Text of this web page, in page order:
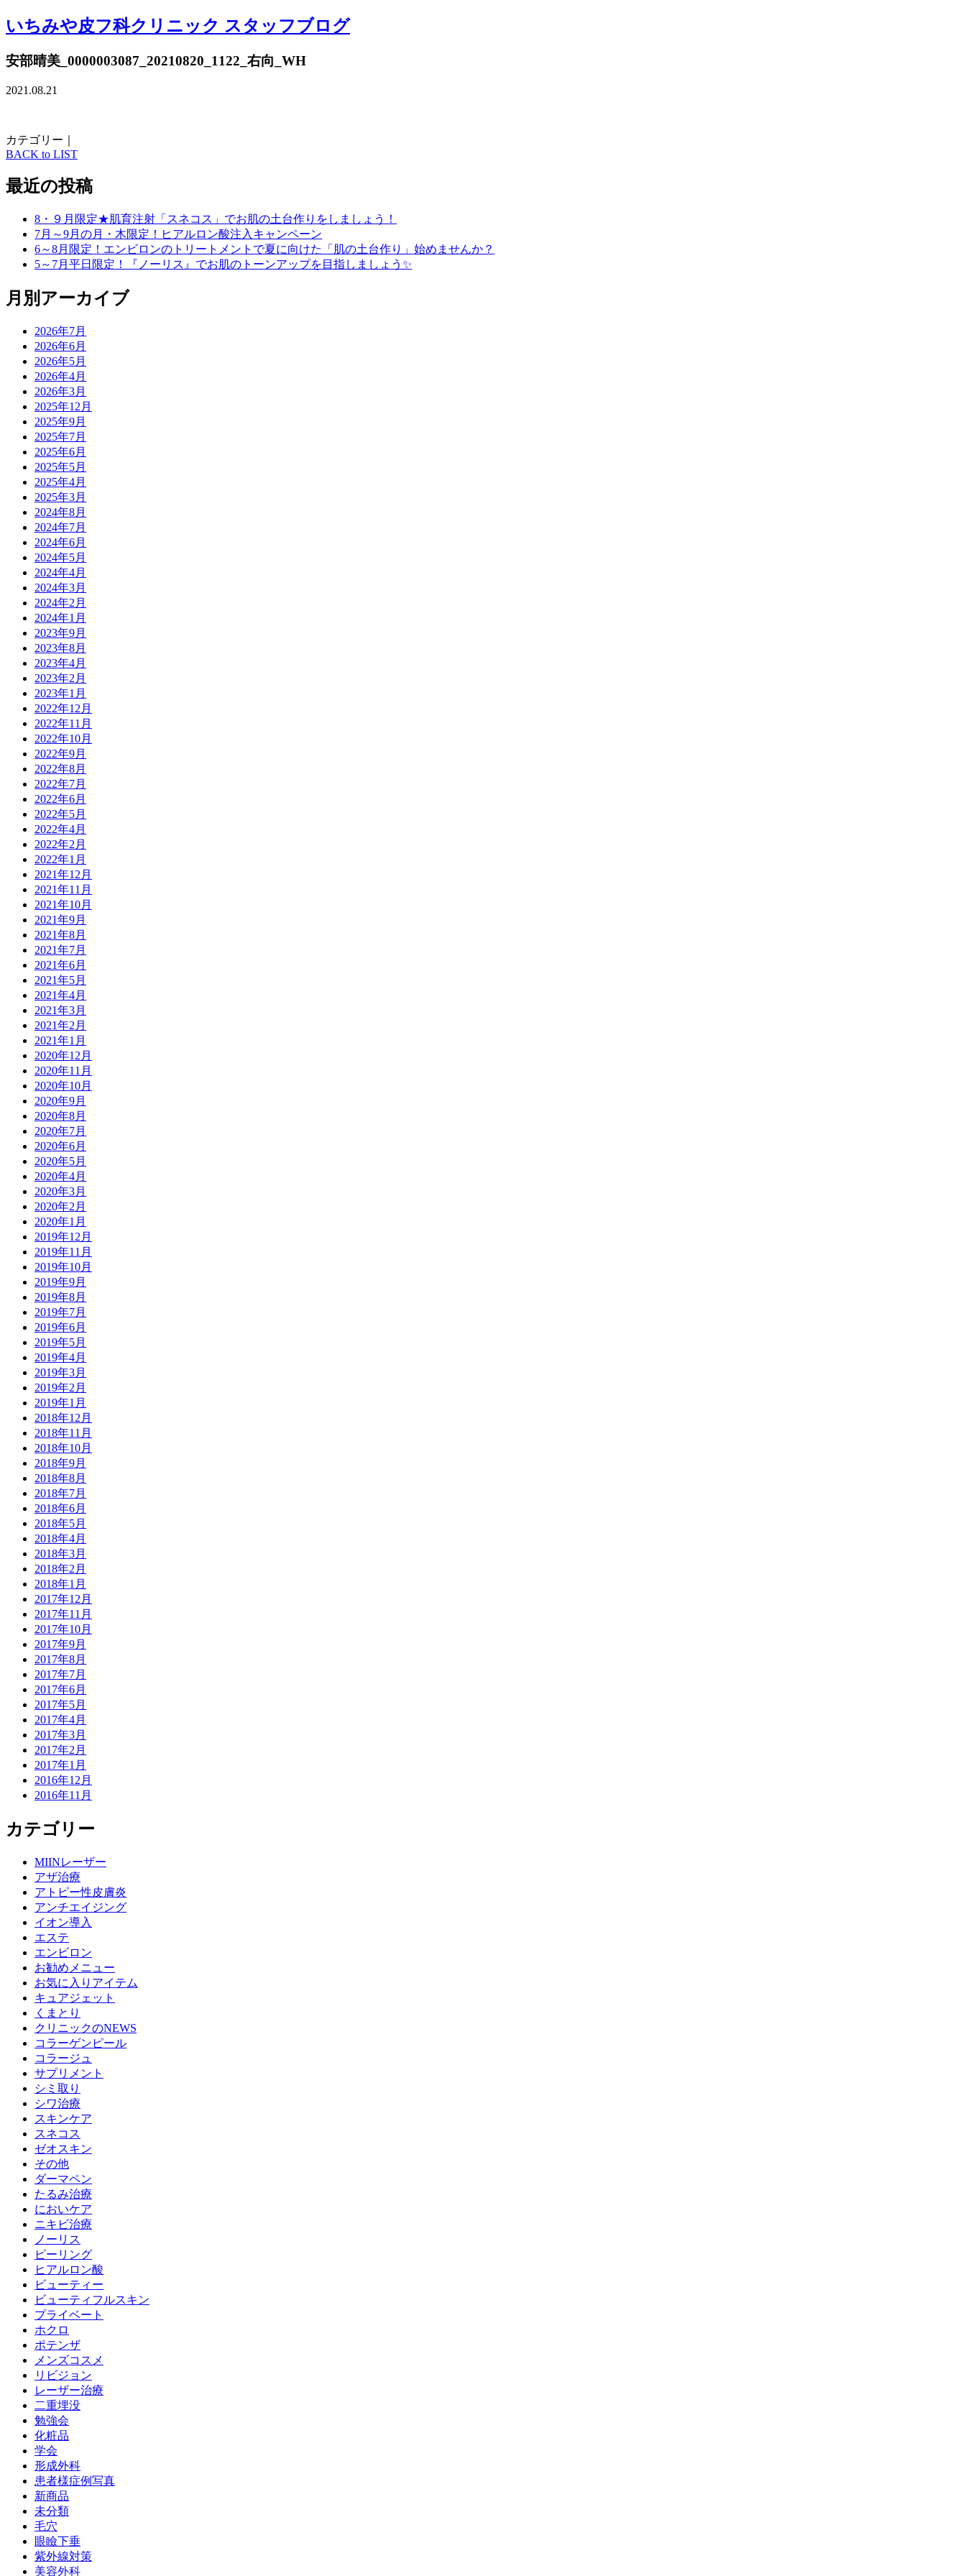
いちみや皮フ科クリニック スタッフブログ
安部晴美_0000003087_20210820_1122_右向_WH
2021.08.21
カテゴリー｜
BACK to LIST
最近の投稿
8・９月限定★肌育注射「スネコス」でお肌の土台作りをしましょう！
7月～9月の月・木限定！ヒアルロン酸注入キャンペーン
6～8月限定！エンビロンのトリートメントで夏に向けた「肌の土台作り」始めませんか？
5～7月平日限定！『ノーリス』でお肌のトーンアップを目指しましょう✨
月別アーカイブ
2026年7月
2026年6月
2026年5月
2026年4月
2026年3月
2025年12月
2025年9月
2025年7月
2025年6月
2025年5月
2025年4月
2025年3月
2024年8月
2024年7月
2024年6月
2024年5月
2024年4月
2024年3月
2024年2月
2024年1月
2023年9月
2023年8月
2023年4月
2023年2月
2023年1月
2022年12月
2022年11月
2022年10月
2022年9月
2022年8月
2022年7月
2022年6月
2022年5月
2022年4月
2022年2月
2022年1月
2021年12月
2021年11月
2021年10月
2021年9月
2021年8月
2021年7月
2021年6月
2021年5月
2021年4月
2021年3月
2021年2月
2021年1月
2020年12月
2020年11月
2020年10月
2020年9月
2020年8月
2020年7月
2020年6月
2020年5月
2020年4月
2020年3月
2020年2月
2020年1月
2019年12月
2019年11月
2019年10月
2019年9月
2019年8月
2019年7月
2019年6月
2019年5月
2019年4月
2019年3月
2019年2月
2019年1月
2018年12月
2018年11月
2018年10月
2018年9月
2018年8月
2018年7月
2018年6月
2018年5月
2018年4月
2018年3月
2018年2月
2018年1月
2017年12月
2017年11月
2017年10月
2017年9月
2017年8月
2017年7月
2017年6月
2017年5月
2017年4月
2017年3月
2017年2月
2017年1月
2016年12月
2016年11月
カテゴリー
MIINレーザー
アザ治療
アトピー性皮膚炎
アンチエイジング
イオン導入
エステ
エンビロン
お勧めメニュー
お気に入りアイテム
キュアジェット
くまとり
クリニックのNEWS
コラーゲンピール
コラージュ
サプリメント
シミ取り
シワ治療
スキンケア
スネコス
ゼオスキン
その他
ダーマペン
たるみ治療
においケア
ニキビ治療
ノーリス
ピーリング
ヒアルロン酸
ビューティー
ビューティフルスキン
プライベート
ホクロ
ポテンザ
メンズコスメ
リビジョン
レーザー治療
二重埋没
勉強会
化粧品
学会
形成外科
患者様症例写真
新商品
未分類
毛穴
眼瞼下垂
紫外線対策
美容外科